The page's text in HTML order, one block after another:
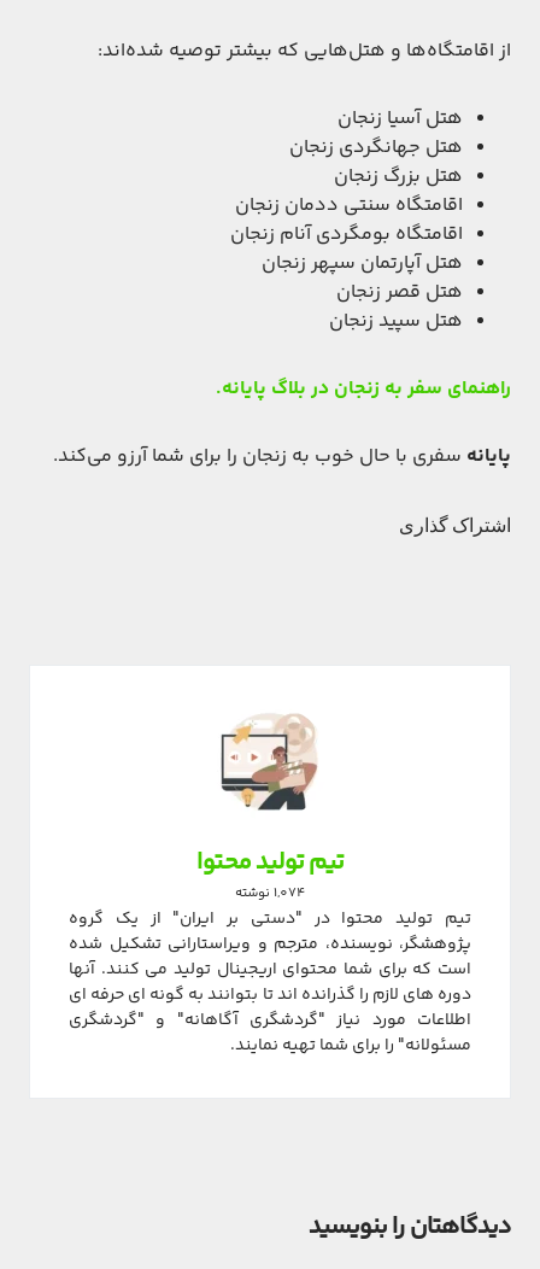
از اقامتگاه‌ها و هتل‌هایی که بیشتر توصیه شده‌اند:
هتل آسیا زنجان
هتل جهانگردی زنجان
هتل بزرگ زنجان
اقامتگاه سنتی ددمان زنجان
اقامتگاه بومگردی آنام زنجان
هتل آپارتمان سپهر زنجان
هتل قصر زنجان
هتل سپید زنجان
راهنمای سفر به زنجان در بلاگ پایانه.
پایانه سفری با حال خوب به زنجان را برای شما آرزو می‌کند.
اشتراک گذاری
تیم تولید محتوا
1,074 نوشته
تیم تولید محتوا در "دستی بر ایران" از یک گروه
پژوهشگر، نویسنده، مترجم و ویراستارانی تشکیل شده
است که برای شما محتوای اریجینال تولید می کنند. آنها
دوره های لازم را گذرانده اند تا بتوانند به گونه ای حرفه ای
اطلاعات مورد نیاز "گردشگری آگاهانه" و "گردشگری
مسئولانه" را برای شما تهیه نمایند.
دیدگاهتان را بنویسید